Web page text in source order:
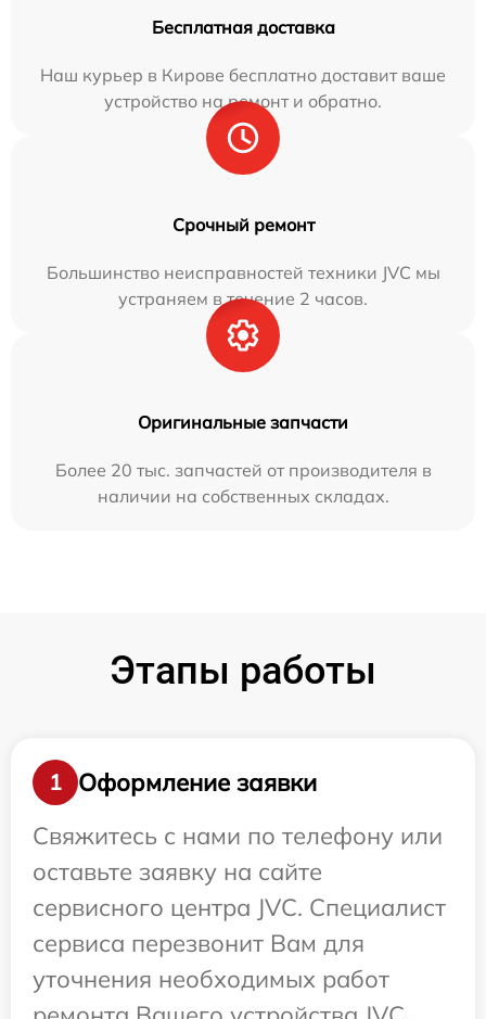
Бесплатная доставка
Наш курьер в Кирове бесплатно доставит ваше
устройство на ремонт и обратно.
Срочный ремонт
Большинство неисправностей техники JVC мы
устраняем в течение 2 часов.
Оригинальные запчасти
Более 20 тыс. запчастей от производителя в
наличии на собственных складах.
Этапы работы
1
Оформление заявки
Свяжитесь с нами по телефону или
оставьте заявку на сайте
сервисного центра JVC. Специалист
сервиса перезвонит Вам для
уточнения необходимых работ